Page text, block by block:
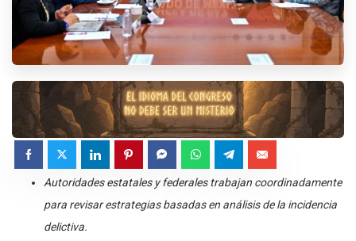
⁠Autoridades estatales y federales trabajan coordinadamente
para revisar estrategias basadas en análisis de la incidencia
delictiva.